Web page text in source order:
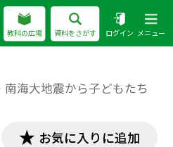
教科の広場 資料をさがす ログイン メニュー
海大地震から子どもたち
お気に入りに追加